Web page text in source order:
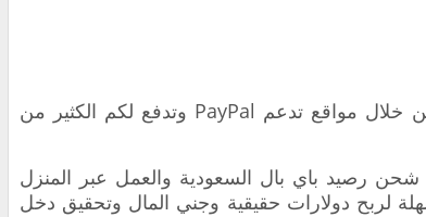
هل تبحث عن طريقة الربح المال ‏الحقيقي من خلال مواقع تدعم PayPal وتدفع لكم الكثير من
شحن رصيد باي بال السعودية والعمل عبر المنزل
دولارات حقيقية وجني المال وتحقيق ‏دخل